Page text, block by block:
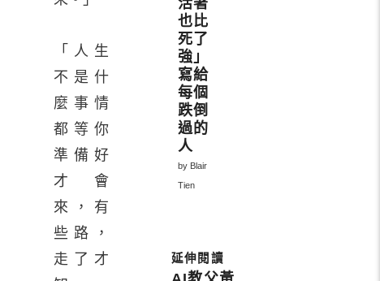
「人生
不是什
麼事情
都等你
準備好
才會
來，有
些路，
走了才
活著
也比
死了
強」
寫給
每個
跌倒
過的
人
by Blair
Tien